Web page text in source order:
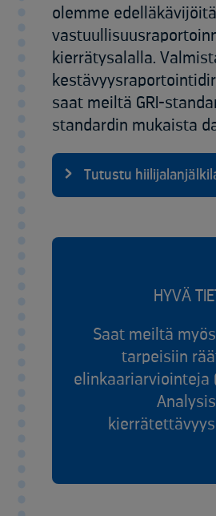
olemme edelläkävijöitä
kierrätysalalla.
saat meiltä GRI-
standardin mukaista
Tutustu
HYVÄ
Saat meiltä
tarpeisiin
elinkaariarviointeja